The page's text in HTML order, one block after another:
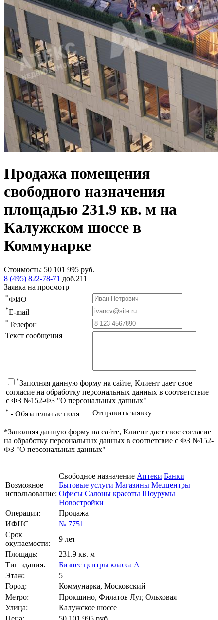
Продажа помещения
свободного назначения
площадью 231.9 кв. м на
Калужском шоссе в
Коммунарке
Стоимость: 50 101 995 руб.
8 (495) 822-78-71 доб.211
Заявка на просмотр
*ФИО
*E-mail
*Телефон
Текст сообщения
*Заполняя данную форму на сайте, Клиент дает свое
согласие на обработку персональных данных в соответствие
с ФЗ №152-ФЗ "О персональных данных"
* - Обязательные поля Отправить заявку
*Заполняя данную форму на сайте, Клиент дает свое согласие
на обработку персональных данных в соответсвие с ФЗ №152-
ФЗ "О персональных данных"
Возможное
использование:
Свободное назначение Аптеки Банки
Бытовые услуги Магазины Медцентры
Офисы Салоны красоты Шоурумы
Новостройки
Операция:
Продажа
ИФНС
№ 7751
Срок
окупаемости:
9 лет
Площадь:
231.9 кв. м
Тип здания:
Бизнес центры класса А
Этаж:
5
Город:
Коммунарка, Московский
Метро:
Прокшино, Филатов Луг, Ольховая
Улица:
Калужское шоссе
Цена:
50 101 995 руб.